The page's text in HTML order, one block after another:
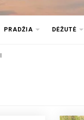
PRADŽIA DĖŽUTĖ